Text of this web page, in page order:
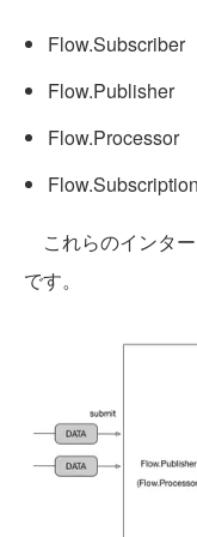
Flow.Subscriber
Flow.Publisher
Flow.Processor
Flow.Subscription
これらのインタ
です。